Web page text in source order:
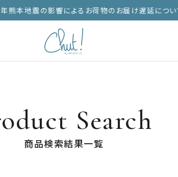
年熊本地震の影響によるお荷物のお届け遅延につい
Search
商品検索結果一覧